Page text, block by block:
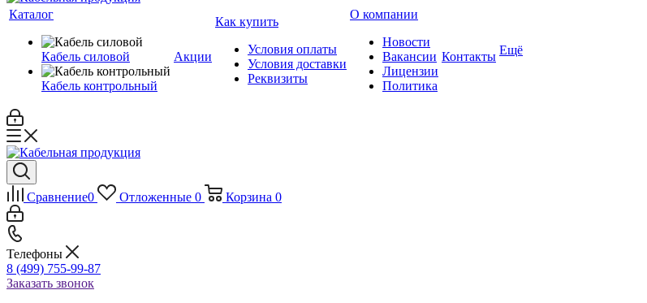
Каталог
Кабель силовой
Кабель контрольный
Акции
Как купить
Условия оплаты
Условия доставки
Реквизиты
О компании
Новости
Вакансии
Лицензии
Политика
Контакты Ещё
Сравнение0 Отложенные 0 Корзина 0
Телефоны
8 (499) 755-99-87
Заказать звонок